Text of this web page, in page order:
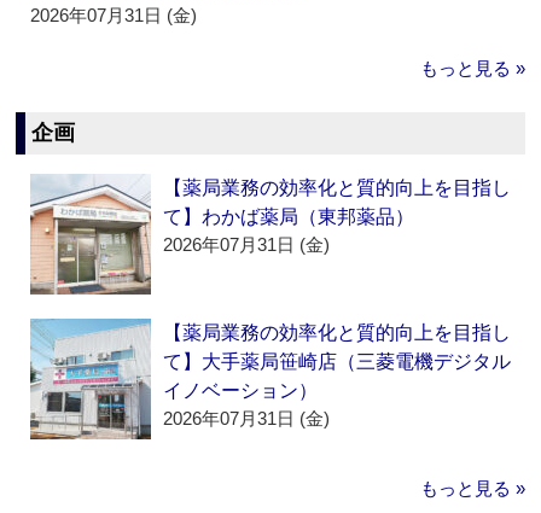
2026年07月31日 (金)
もっと見る »
企画
【薬局業務の効率化と質的向上を目指し
て】わかば薬局（東邦薬品）
2026年07月31日 (金)
【薬局業務の効率化と質的向上を目指し
て】大手薬局笹崎店（三菱電機デジタル
イノベーション）
2026年07月31日 (金)
もっと見る »